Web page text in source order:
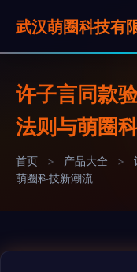
武汉萌圈科技有
许子言同款
法则与萌圈
首页 > 产品大全 >
萌圈科技新潮流